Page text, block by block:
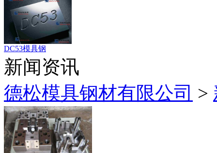
DC53模具钢
新闻资讯
德松模具钢材有限公司 >